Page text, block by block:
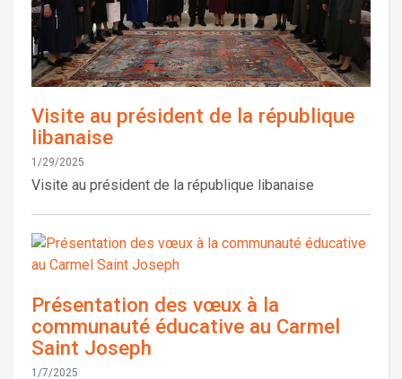
Visite au président de la république
libanaise
1/29/2025
Visite au président de la république libanaise
Présentation des vœux à la
communauté éducative au Carmel
Saint Joseph
1/7/2025